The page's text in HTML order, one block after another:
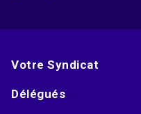
Votre Syndicat
Délégués